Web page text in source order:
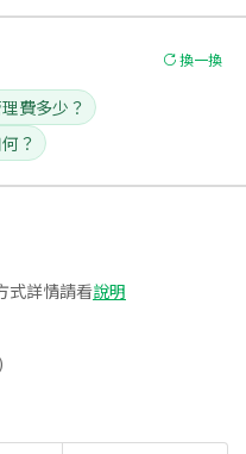
換一換
費多少？
？
式詳情請看說明